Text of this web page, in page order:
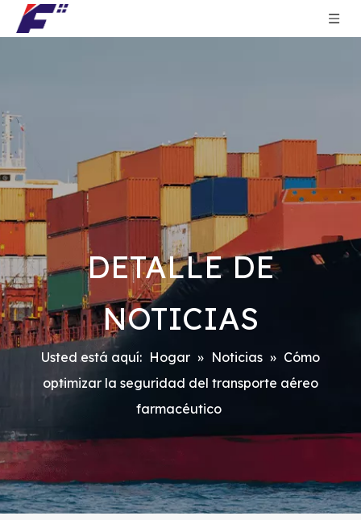
DETALLE DE
NOTICIAS
Usted está aquí: Hogar » Noticias » Cómo
optimizar la seguridad del transporte aéreo
farmacéutico